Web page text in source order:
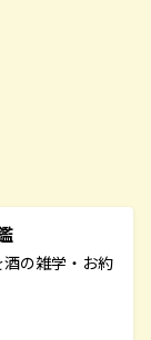
の雑学・お約